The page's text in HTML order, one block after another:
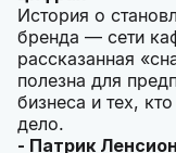
История о
бренда — сети
рассказанная
полезна для
бизнеса и тех,
дело.
- Патрик